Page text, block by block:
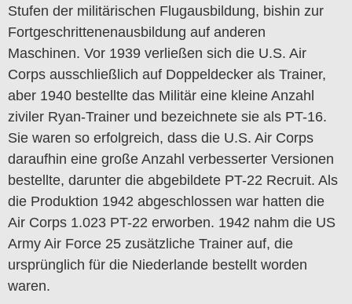
Stufen der militärischen Flugausbildung, bishin zur
Fortgeschrittenenausbildung auf anderen
Maschinen. Vor 1939 verließen sich die U.S. Air
Corps ausschließlich auf Doppeldecker als Trainer,
aber 1940 bestellte das Militär eine kleine Anzahl
ziviler Ryan-Trainer und bezeichnete sie als PT-16.
Sie waren so erfolgreich, dass die U.S. Air Corps
daraufhin eine große Anzahl verbesserter Versionen
bestellte, darunter die abgebildete PT-22 Recruit. Als
die Produktion 1942 abgeschlossen war hatten die
Air Corps 1.023 PT-22 erworben. 1942 nahm die US
Army Air Force 25 zusätzliche Trainer auf, die
ursprünglich für die Niederlande bestellt worden
waren.